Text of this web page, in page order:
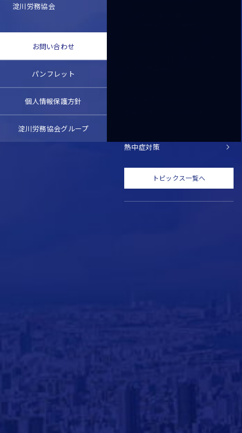
淀川労務協会
お問い合わせ
パンフレット
個人情報保護方針
淀川労務協会グループ
熱中症対策
トピックス一覧へ